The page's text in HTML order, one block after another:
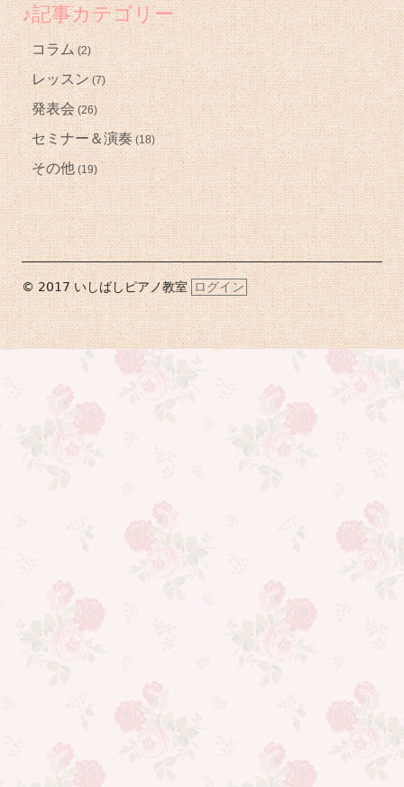
♪記事カテゴリー
コラム(2)
レッスン(7)
発表会(26)
セミナー＆演奏(18)
その他 (19)
フ
ッ
タ
テ
© 2017 いしばしピアノ教室ログイン